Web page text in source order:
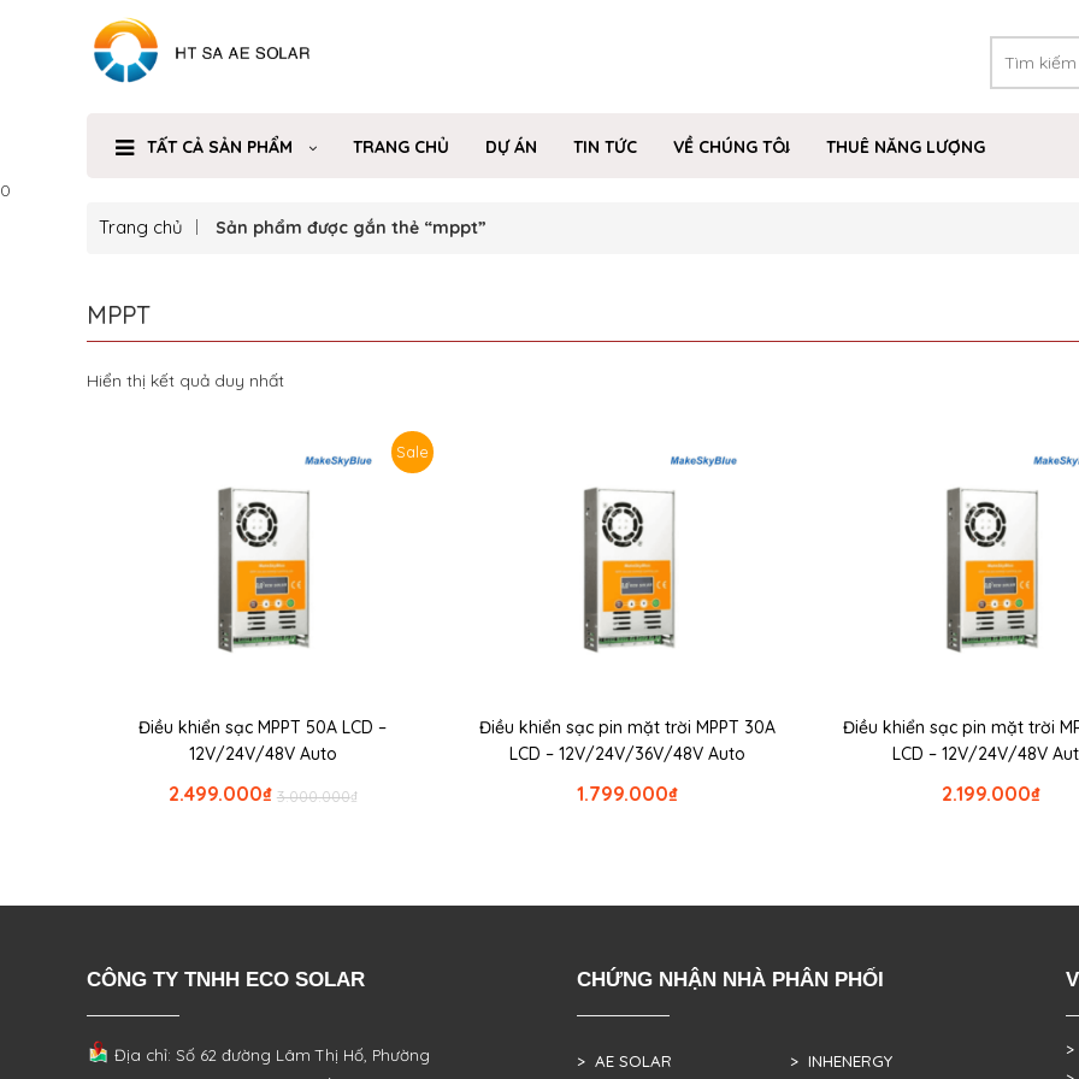
TẤT CẢ SẢN PHẨM TRANG CHỦ DỰ ÁN TIN TỨC VỀ CHÚNG TÔI
THUÊ NĂNG LƯỢNG
0
Trang chủ Sản phẩm được gắn thẻ “mppt”
MPPT
Hiển thị kết quả duy nhất
Sale
Điều khiển sạc MPPT 50A LCD –
12V/24V/48V Auto
₫
3.000.000
₫
2.499.000
Điều khiển sạc pin mặt trời MPPT 30A
LCD – 12V/24V/36V/48V Auto
₫
1.799.000
Điều khiển sạc pin mặt trời
LCD – 12V/24V/48V
₫
2.199.000
CÔNG TY TNHH ECO SOLAR
Địa chỉ: Số 62 đường Lâm Thị Hố, Phường
CHỨNG NHẬN NHÀ PHÂN PHỐI
> AE SOLAR > INHENERGY
>